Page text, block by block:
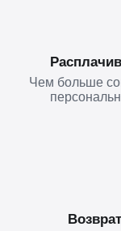
Чем больше